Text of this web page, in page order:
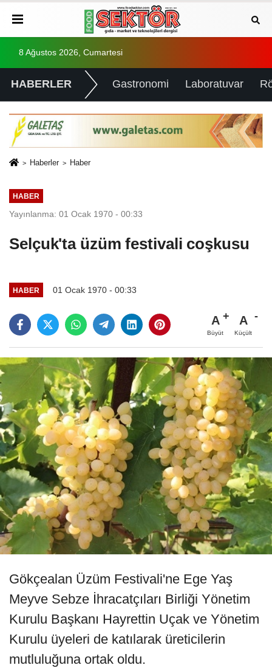
8 Ağustos 2026, Cumartesi
HABERLER Gastronomi Laboratuvar
Haberler Haber
HABER
Yayınlanma: 01 Ocak 1970 - 00:33
Selçuk'ta üzüm festivali coşkusu
HABER 01 Ocak 1970 - 00:33
A
Büyüt
A
Küçült
Gökçealan Üzüm Festivali'ne Ege Yaş
Meyve Sebze İhracatçıları Birliği Yönetim
Kurulu Başkanı Hayrettin Uçak ve Yönetim
Kurulu üyeleri de katılarak üreticilerin
mutluluğuna ortak oldu.